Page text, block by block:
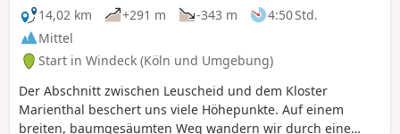
14,02 km +291 m -343 m
4:50 Std.
Mittel
Start in Windeck (Köln und Umgebung)
Der Abschnitt zwischen Leuscheid und dem Kloster
Marienthal beschert uns viele Höhepunkte. Auf einem
breiten, baumgesäumten Weg wandern wir durch eine